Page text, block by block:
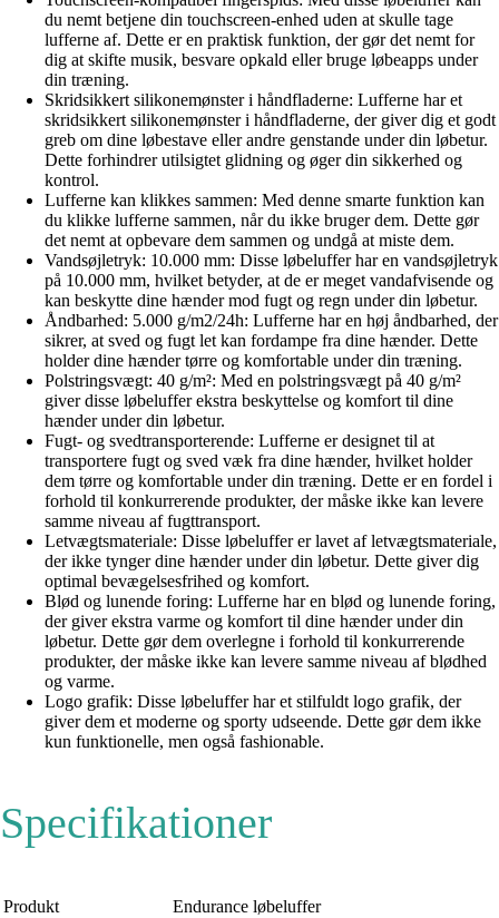
du nemt betjene din touchscreen-enhed uden at skulle tage
lufferne af. Dette er en praktisk funktion, der gør det nemt for
dig at skifte musik, besvare opkald eller bruge løbeapps under
din træning.
Skridsikkert silikonemønster i håndfladerne: Lufferne har et
skridsikkert silikonemønster i håndfladerne, der giver dig et godt
greb om dine løbestave eller andre genstande under din løbetur.
Dette forhindrer utilsigtet glidning og øger din sikkerhed og
kontrol.
Lufferne kan klikkes sammen: Med denne smarte funktion kan
du klikke lufferne sammen, når du ikke bruger dem. Dette gør
det nemt at opbevare dem sammen og undgå at miste dem.
Vandsøjletryk: 10.000 mm: Disse løbeluffer har en vandsøjletryk
på 10.000 mm, hvilket betyder, at de er meget vandafvisende og
kan beskytte dine hænder mod fugt og regn under din løbetur.
Åndbarhed: 5.000 g/m2/24h: Lufferne har en høj åndbarhed, der
sikrer, at sved og fugt let kan fordampe fra dine hænder. Dette
holder dine hænder tørre og komfortable under din træning.
Polstringsvægt: 40 g/m²: Med en polstringsvægt på 40 g/m²
giver disse løbeluffer ekstra beskyttelse og komfort til dine
hænder under din løbetur.
Fugt- og svedtransporterende: Lufferne er designet til at
transportere fugt og sved væk fra dine hænder, hvilket holder
dem tørre og komfortable under din træning. Dette er en fordel i
forhold til konkurrerende produkter, der måske ikke kan levere
samme niveau af fugttransport.
Letvægtsmateriale: Disse løbeluffer er lavet af letvægtsmateriale,
der ikke tynger dine hænder under din løbetur. Dette giver dig
optimal bevægelsesfrihed og komfort.
Blød og lunende foring: Lufferne har en blød og lunende foring,
der giver ekstra varme og komfort til dine hænder under din
løbetur. Dette gør dem overlegne i forhold til konkurrerende
produkter, der måske ikke kan levere samme niveau af blødhed
og varme.
Logo grafik: Disse løbeluffer har et stilfuldt logo grafik, der
giver dem et moderne og sporty udseende. Dette gør dem ikke
kun funktionelle, men også fashionable.
Specifikationer
Produkt
Endurance løbeluffer